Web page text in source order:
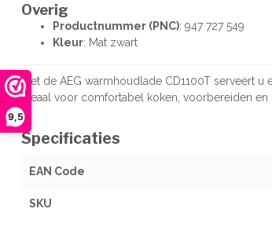
9,5
Overig
Productnummer (PNC): 947 727 549
Kleur: Mat zwart
Met de AEG warmhoudlade CD1100T serveert
Ideaal voor comfortabel koken, voorbereiden en
Specificaties
EAN Code
SKU